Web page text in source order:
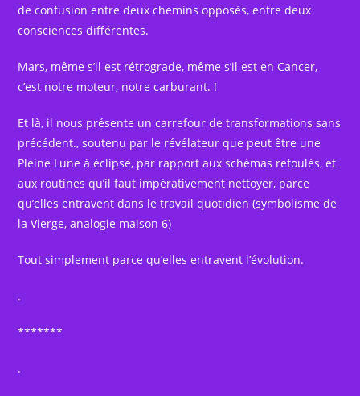
de confusion entre deux chemins opposés, entre deux
consciences différentes.
Mars, même s’il est rétrograde, même s’il est en Cancer,
c’est notre moteur, notre carburant. !
Et là, il nous présente un carrefour de transformations sans
précédent., soutenu par le révélateur que peut être une
Pleine Lune à éclipse, par rapport aux schémas refoulés, et
aux routines qu’il faut impérativement nettoyer, parce
qu’elles entravent dans le travail quotidien (symbolisme de
la Vierge, analogie maison 6)
Tout simplement parce qu’elles entravent l’évolution.
.
*******
.